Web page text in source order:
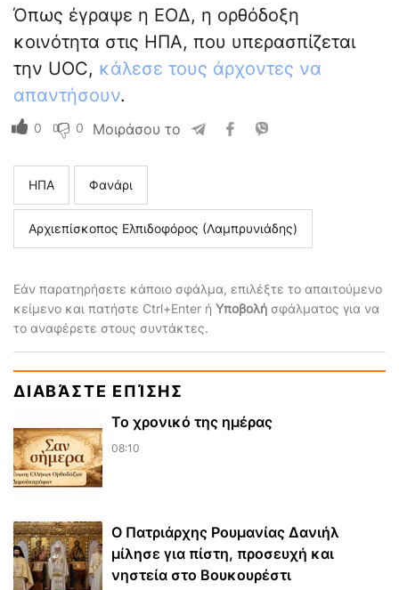
Όπως έγραψε η ΕΟΔ, η ορθόδοξη
κοινότητα στις ΗΠΑ, που υπερασπίζεται
την UOC, κάλεσε τους άρχοντες να
απαντήσουν.
0 0 Μοιράσου το
ΗΠΑ Φανάρι
Αρχιεπίσκοπος Ελπιδοφόρος (Λαμπρυνιάδης)
Εάν παρατηρήσετε κάποιο σφάλμα, επιλέξτε το απαιτούμενο
κείμενο και πατήστε Ctrl+Enter ή Υποβολή σφάλματος για να
το αναφέρετε στους συντάκτες.
ΔΙΑΒΆΣΤΕ ΕΠΊΣΗΣ
Το χρονικό της ημέρας
08:10
Ο Πατριάρχης Ρουμανίας Δανιήλ
μίλησε για πίστη, προσευχή και
νηστεία στο Βουκουρέστι